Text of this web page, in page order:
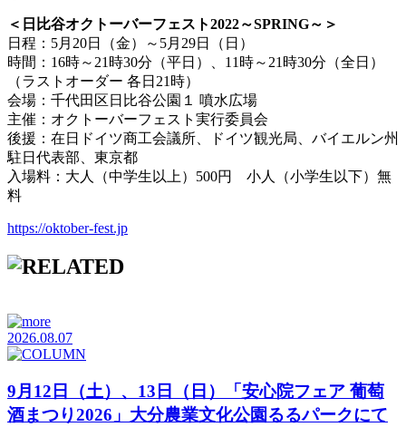
＜日比谷オクトーバーフェスト2022～SPRING～＞
日程：5月20日（金）～5月29日（日）
時間：16時～21時30分（平日）、11時～21時30分（全日）
（ラストオーダー 各日21時）
会場：千代田区日比谷公園１ 噴水広場
主催：オクトーバーフェスト実行委員会
後援：在日ドイツ商工会議所、ドイツ観光局、バイエルン州
駐日代表部、東京都
入場料：大人（中学生以上）500円 小人（小学生以下）無
料
https://oktober-fest.jp
2026.08.07
9月12日（土）、13日（日）「安心院フェア 葡萄
酒まつり2026」大分農業文化公園るるパークにて